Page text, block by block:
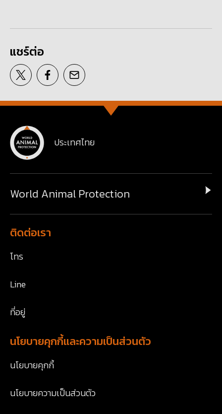
แชร์ต่อ
ประเทศไทย
World Animal Protection
ติดต่อเรา
โทร
Line
ที่อยู่
นโยบายคุกกี้และความเป็นส่วนตัว
นโยบายคุกกี้
นโยบายความเป็นส่วนตัว